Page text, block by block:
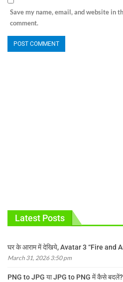
Save my name, email, and website in
comment.
Latest Posts
घर के आराम में देखिये, Avatar 3 “Fire and
March 31, 2026 3:50 pm
PNG to JPG या JPG to PNG में कैसे बदलें?